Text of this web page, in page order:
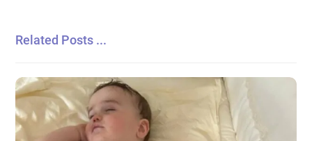
Related Posts ...